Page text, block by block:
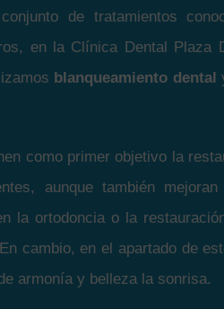
de tratamientos
en la Clínica Dental Plaza
blanqueamiento dental
como primer objetivo la
aunque también
la ortodoncia o la
cambio, en el apartado de
armonía y belleza la sonrisa.